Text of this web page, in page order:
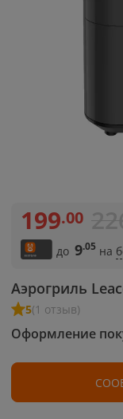
Аэрогриль
5(1 отзыв)
199.00
до 9.05 на
Оформление